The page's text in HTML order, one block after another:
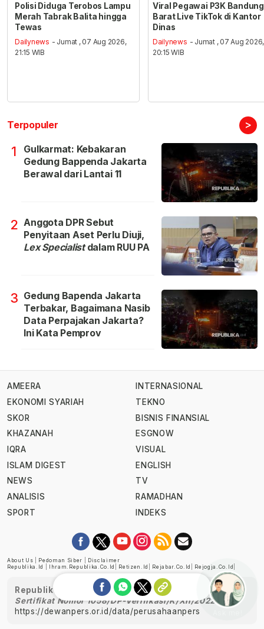
Polisi Diduga Terobos Lampu
Merah Tabrak Balita hingga
Tewas
Dailynews - Jumat , 07 Aug 2026,
21:15 WIB
Viral Pegawai P3K Bandung
Barat Live TikTok di Kantor
Dinas
Dailynews - Jumat , 07 Aug 2026,
20:15 WIB
Terpopuler >
1
Gulkarmat: Kebakaran
Gedung Bappenda Jakarta
Berawal dari Lantai 11
2 Anggota DPR Sebut
Penyitaan Aset Perlu Diuji,
Lex Specialistdalam RUU PA
3 Gedung Bapenda Jakarta
Terbakar, Bagaimana Nasib
Data Perpajakan Jakarta?
Ini Kata Pemprov
AMEERA
EKONOMI SYARIAH
SKOR
KHAZANAH
IQRA
ISLAM DIGEST
NEWS
ANALISIS
SPORT
INTERNASIONAL
TEKNO
BISNIS FINANSIAL
ESGNOW
VISUAL
ENGLISH
TV
RAMADHAN
INDEKS
About Us Pedoman Siber
Disclaimer
Republika.id
Ihram.republika.co.id Retizen.id Rejabar.co.id Rejogja.co.id
Republika telah diverifikasi oleh Dewan Pers
Sertifikat Nomor 1058/DP-Verifikasi/K/XII/2022
https://dewanpers.or.id/data/perusahaanpers